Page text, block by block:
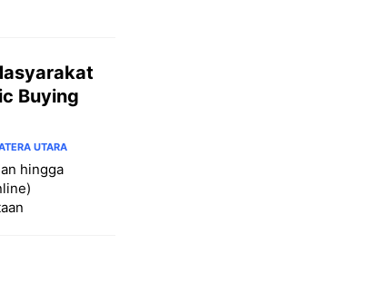
Buying
UTARA
hingga